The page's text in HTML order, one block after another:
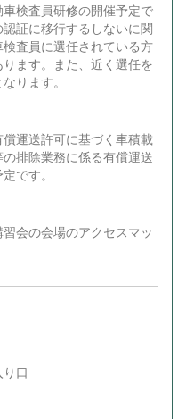
検査員研修の開催予定で
証に移行するしないに関
査員に選任されている方
ます。また、近く選任を
ります。
運送許可に基づく車積載
排除業務に係る有償運送
です。
会の会場のアクセスマッ
口